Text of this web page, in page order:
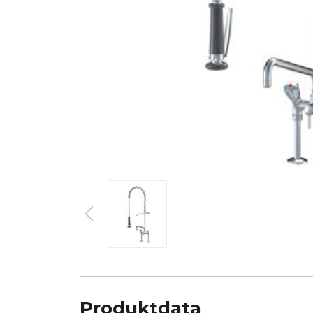
Produktdata